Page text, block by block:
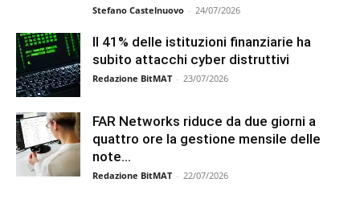
Stefano Castelnuovo - 24/07/2026
Il 41% delle istituzioni finanziarie ha
subito attacchi cyber distruttivi
Redazione BitMAT - 23/07/2026
FAR Networks riduce da due giorni a
quattro ore la gestione mensile delle
note...
Redazione BitMAT - 22/07/2026